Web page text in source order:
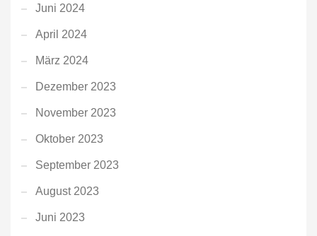
Juni 2024
April 2024
März 2024
Dezember 2023
November 2023
Oktober 2023
September 2023
August 2023
Juni 2023